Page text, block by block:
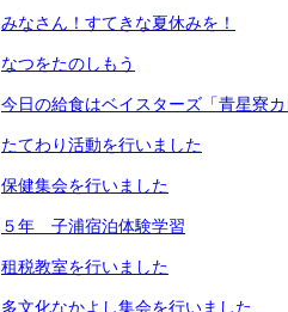
みなさん！すてきな夏休みを！
なつをたのしもう
今日の給食はベイスターズ「青星寮カ
たてわり活動を行いました
保健集会を行いました
５年 子浦宿泊体験学習
租税教室を行いました
多文化なかよし集会を行いました